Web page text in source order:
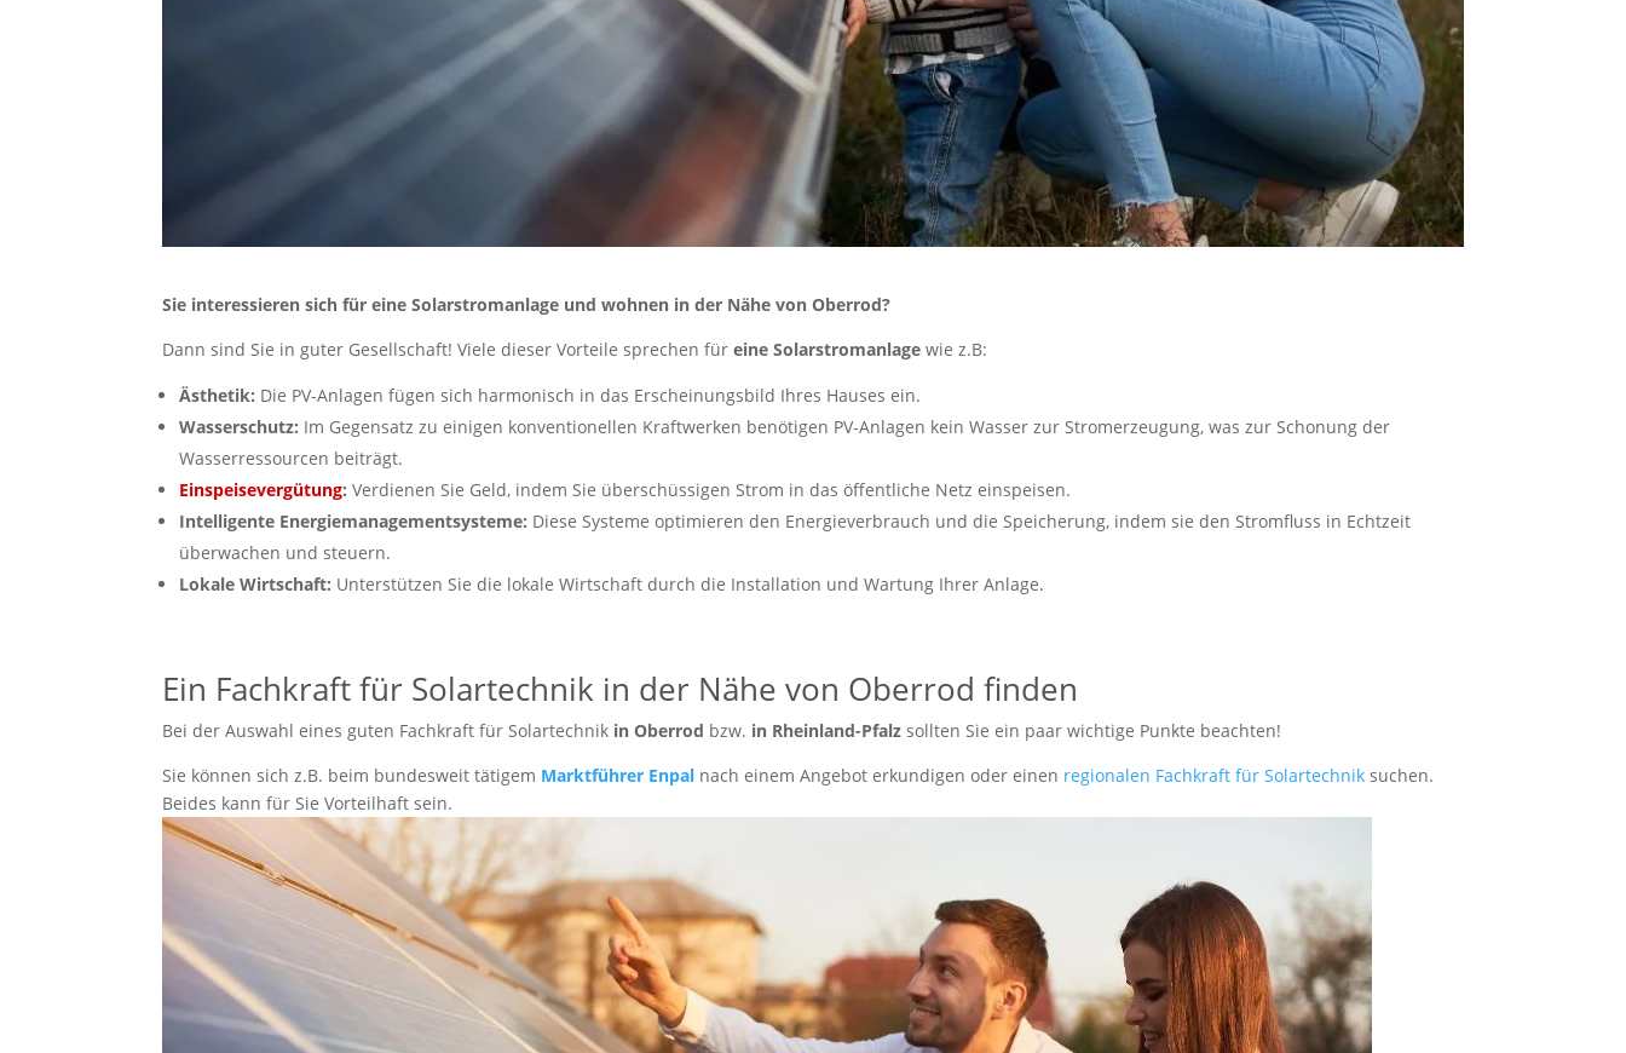
Sie interessieren sich für eine Solarstromanlage und wohnen in der Nähe von Oberrod?
Dann sind Sie in guter Gesellschaft! Viele dieser Vorteile sprechen füreine Solarstromanlagewie z.B:
Ästhetik: Die PV-Anlagen fügen sich harmonisch in das Erscheinungsbild Ihres Hauses ein.
Wasserschutz: Im Gegensatz zu einigen konventionellen Kraftwerken benötigen PV-Anlagen kein Wasser zur Stromerzeugung, was zur Schonung der
Wasserressourcen beiträgt.
Einspeisevergütung: Verdienen Sie Geld, indem Sie überschüssigen Strom in das öffentliche Netz einspeisen.
Intelligente Energiemanagementsysteme: Diese Systeme optimieren den Energieverbrauch und die Speicherung, indem sie den Stromfluss in Echtzeit
überwachen und steuern.
Lokale Wirtschaft: Unterstützen Sie die lokale Wirtschaft durch die Installation und Wartung Ihrer Anlage.
Ein Fachkraft für Solartechnik in der Nähe von Oberrod finden
Bei der Auswahl eines guten Fachkraft für Solartechnik in Oberrod bzw. in Rheinland-Pfalzsollten Sie ein paar wichtige Punkte beachten!
Sie können sich z.B. beim bundesweit tätigem Marktführer Enpal nach einem Angebot erkundigen oder einen regionalen Fachkraft für Solartechnik suchen.
Beides kann für Sie Vorteilhaft sein.